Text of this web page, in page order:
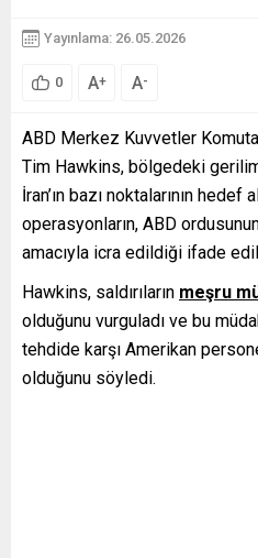
Yayınlama: 26.05.2026
0 A+ A-
ABD Merkez Kuvvetler
Tim Hawkins, bölgedeki
İran’ın bazı noktalarının hedef
operasyonların, ABD
amacıyla icra edildiği ifade
Hawkins, saldırıların meşru
olduğunu vurguladı ve bu
tehdide karşı Amerikan
olduğunu söyledi.